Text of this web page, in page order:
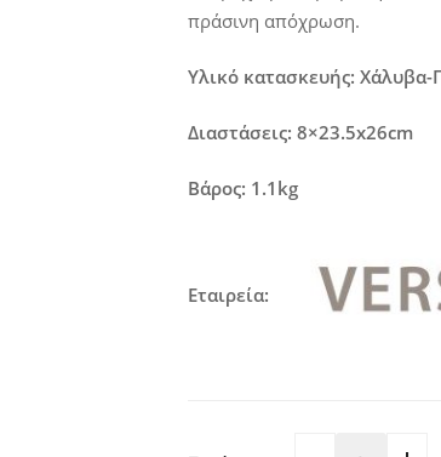
πράσινη απόχρωση.
Υλικό κατασκευής: Χάλυβα-
Διαστάσεις: 8×23.5x26cm
Βάρος: 1.1kg
Εταιρεία: